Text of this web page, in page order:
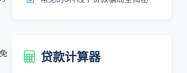
贷款计算器